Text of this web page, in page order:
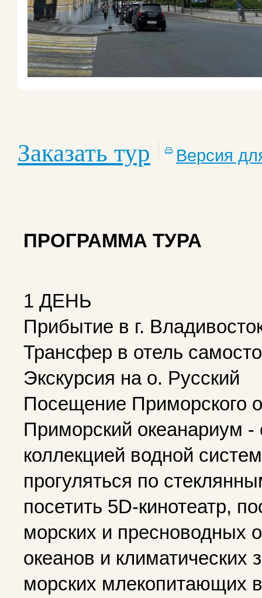
Заказать тур Версия
ПРОГРАММА ТУРА
1 ДЕНЬ
Прибытие в г.
Трансфер в отель
Экскурсия на о. Русский
Посещение Приморского
Приморский океанариум
коллекцией водной
прогуляться по
посетить 5D-кинотеатр,
морских и пресноводных
океанов и климатических
морских млекопитающих